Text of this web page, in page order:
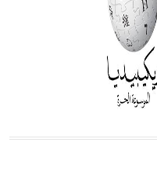
يتكون في البحر ويتركب
أو شديد الحمرة وهو
الش
تم اعتمادها مصطلحاً